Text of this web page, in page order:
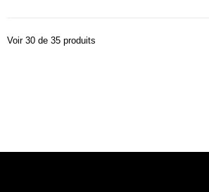
Voir 30 de 35 produits